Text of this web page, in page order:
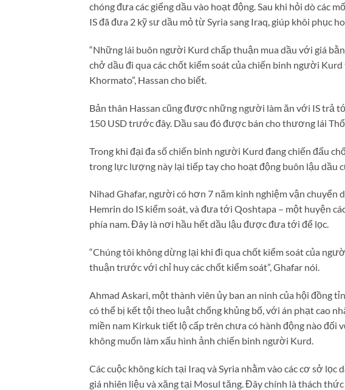
chóng đưa các giếng dầu vào hoạt động. Sau khi hỏi dò các
IS đã đưa 2 kỹ sư dầu mỏ từ Syria sang Iraq, giúp khôi phục
“Những lái buôn người Kurd chấp thuận mua dầu với giá
chở dầu đi qua các chốt kiểm soát của chiến binh người
Khormato”, Hassan cho biết.
Bản thân Hassan cũng được những người làm ăn với IS trả
150 USD trước đây. Dầu sau đó được bán cho thương lái Thổ
Trong khi đại đa số chiến binh người Kurd đang chiến đấu
trong lực lượng này lại tiếp tay cho hoạt động buôn lậu dầu
Nihad Ghafar, người có hơn 7 năm kinh nghiệm vận chuyển
Hemrin do IS kiểm soát, và đưa tới Qoshtapa – một huyện
phía nam. Đây là nơi hầu hết dầu lậu được đưa tới để lọc.
“Chúng tôi không dừng lại khi đi qua chốt kiểm soát của
thuận trước với chỉ huy các chốt kiểm soát”, Ghafar nói.
Ahmad Askari, một thành viên ủy ban an ninh của hội đồng
có thể bị kết tội theo luật chống khủng bố, với án phạt cao
miền nam Kirkuk tiết lộ cấp trên chưa có hành động nào
không muốn làm xấu hình ảnh chiến binh người Kurd.
Các cuộc không kích tại Iraq và Syria nhằm vào các cơ sở
giá nhiên liệu và xăng tại Mosul tăng. Đây chính là thách